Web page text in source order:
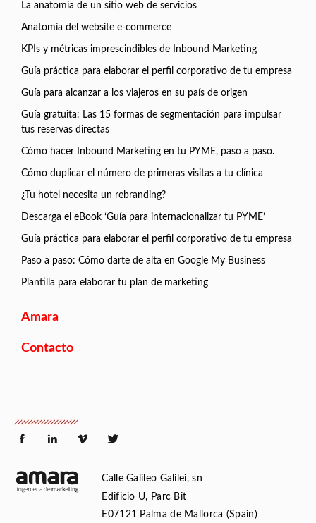
La anatomía de un sitio web de servicios
Anatomía del website e-commerce
KPIs y métricas imprescindibles de Inbound Marketing
Guía práctica para elaborar el perfil corporativo de tu empresa
Guía para alcanzar a los viajeros en su país de origen
Guía gratuita: Las 15 formas de segmentación para impulsar
tus reservas directas
Cómo hacer Inbound Marketing en tu PYME, paso a paso.
Cómo duplicar el número de primeras visitas a tu clínica
¿Tu hotel necesita un rebranding?
Descarga el eBook ‘Guía para internacionalizar tu PYME’
Guía práctica para elaborar el perfil corporativo de tu empresa
Paso a paso: Cómo darte de alta en Google My Business
Plantilla para elaborar tu plan de marketing
Amara
Contacto
Calle Galileo Galilei, sn
Edificio U, Parc Bit
E07121 Palma de Mallorca (Spain)